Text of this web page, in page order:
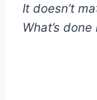
It doesn’t
What’s